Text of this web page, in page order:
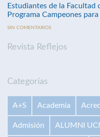
Estudiantes de la
Programa Campeones
SIN COMENTARIOS
Revista Reflejos
Categorías
A+S Academia
Admisión ALUMNI